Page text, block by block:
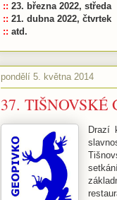
:: 23. března 2022, středa
:: 21. dubna 2022, čtvrtek
:: atd.
pondělí 5. května 2014
37. TIŠNOVSKÉ
Drazí